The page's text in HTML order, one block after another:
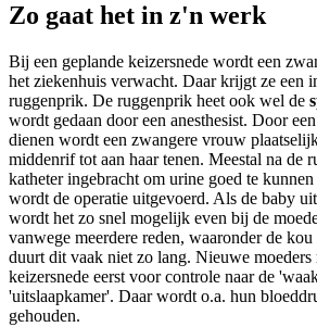
Zo gaat het in z'n werk
Bij een geplande keizersnede wordt een
het ziekenhuis verwacht. Daar krijgt ze een
ruggenprik. De ruggenprik heet ook wel de
wordt gedaan door een anesthesist. Door
dienen wordt een zwangere vrouw
middenrif tot aan haar tenen. Meestal na de
katheter ingebracht om urine goed te
wordt de operatie uitgevoerd. Als de baby
wordt het zo snel mogelijk even bij de
vanwege meerdere reden, waaronder de
duurt dit vaak niet zo lang. Nieuwe moeders
keizersnede eerst voor controle naar de
'uitslaapkamer'. Daar wordt o.a. hun
gehouden.